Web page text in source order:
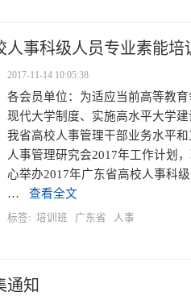
人事科级人员专业素能培
2017-11-14 10:05:38
各会员单位：为适应当前高等教
现代大学制度、实施高水平大学
我省高校人事管理干部业务水平
人事管理研究会2017年工作计划
心举办2017年广东省高校人事科
… 查看全文
标签: 培训班 广东省 人事
通知